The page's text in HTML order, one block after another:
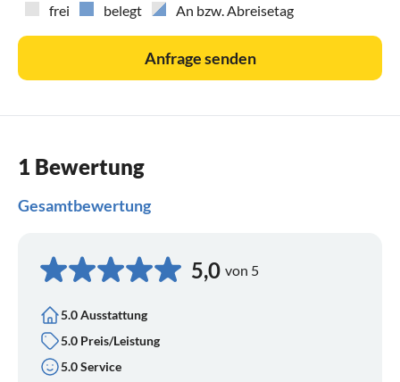
frei
belegt An bzw. Abreisetag
Anfrage senden
1 Bewertung
Gesamtbewertung
5,0 von 5
5.0 Ausstattung
5.0 Preis/Leistung
5.0 Service